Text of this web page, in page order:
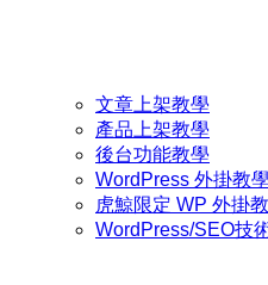
文章上架教學
產品上架教學
後台功能教學
WordPress 外掛教
虎鯨限定 WP 外掛
WordPress/SEO技